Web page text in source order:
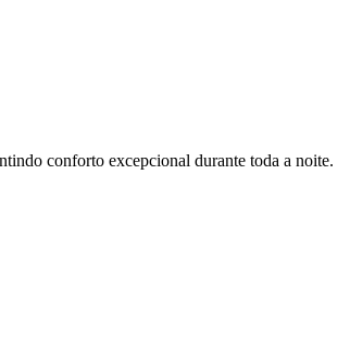
conforto excepcional durante toda a noite.